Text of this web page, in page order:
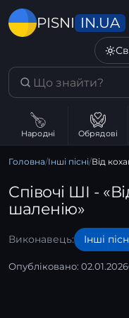
PISNI IN.UA
Народні Обрядові
Головна/Інші пісні/Від
Співочі ШІ -
шаленію»
Виконавець: Інші
Опубліковано: 02.01.2026